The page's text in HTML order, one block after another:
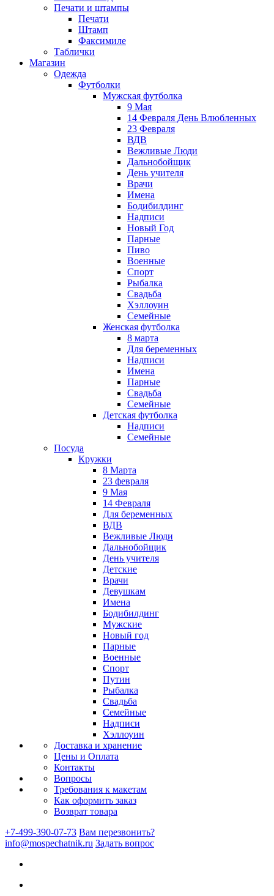
Печати и штампы
Печати
Штамп
Факсимиле
Таблички
Магазин
Одежда
Футболки
Мужская футболка
9 Мая
14 Февраля День Влюбленных
23 Февраля
ВДВ
Вежливые Люди
Дальнобойщик
День учителя
Врачи
Имена
Бодибилдинг
Надписи
Новый Год
Парные
Пиво
Военные
Спорт
Рыбалка
Свадьба
Хэллоуин
Семейные
Женская футболка
8 марта
Для беременных
Надписи
Имена
Парные
Свадьба
Семейные
Детская футболка
Надписи
Семейные
Посуда
Кружки
8 Марта
23 февраля
9 Мая
14 Февраля
Для беременных
ВДВ
Вежливые Люди
Дальнобойщик
День учителя
Детские
Врачи
Девушкам
Имена
Бодибилдинг
Мужские
Новый год
Парные
Военные
Спорт
Путин
Рыбалка
Свадьба
Семейные
Надписи
Хэллоуин
Доставка и хранение
Цены и Оплата
Контакты
Вопросы
Требования к макетам
Как оформить заказ
Возврат товара
+7-499-390-07-73 Вам перезвонить?
info@mospechatnik.ru Задать вопрос